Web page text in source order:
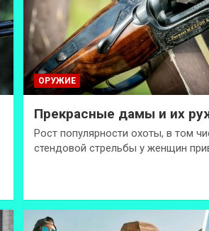
ОРУЖИЕ
Прекрасные дамы и их
Рост популярности охоты, в том
стендовой стрельбы у женщин